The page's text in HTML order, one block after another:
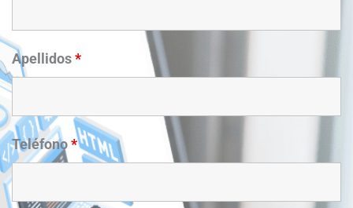
Apellidos*
Teléfono*